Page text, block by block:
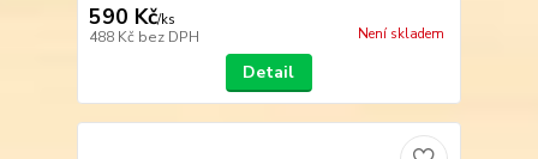
590 Kč/ks
488 Kč bez DPH Není skladem
Detail